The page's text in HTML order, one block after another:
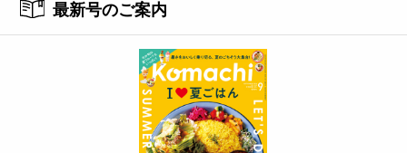
最新号のご案内